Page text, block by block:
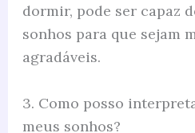
dormir, pode ser capaz
sonhos para que sejam
agradáveis.
3. Como posso
meus sonhos?